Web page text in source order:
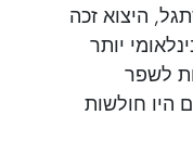
היצוא זכה
יותר
לשפר
היו חולשות